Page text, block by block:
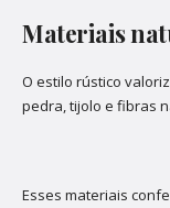
Materiais
O estilo rústico
pedra, tijolo e fibras
Esses materiais